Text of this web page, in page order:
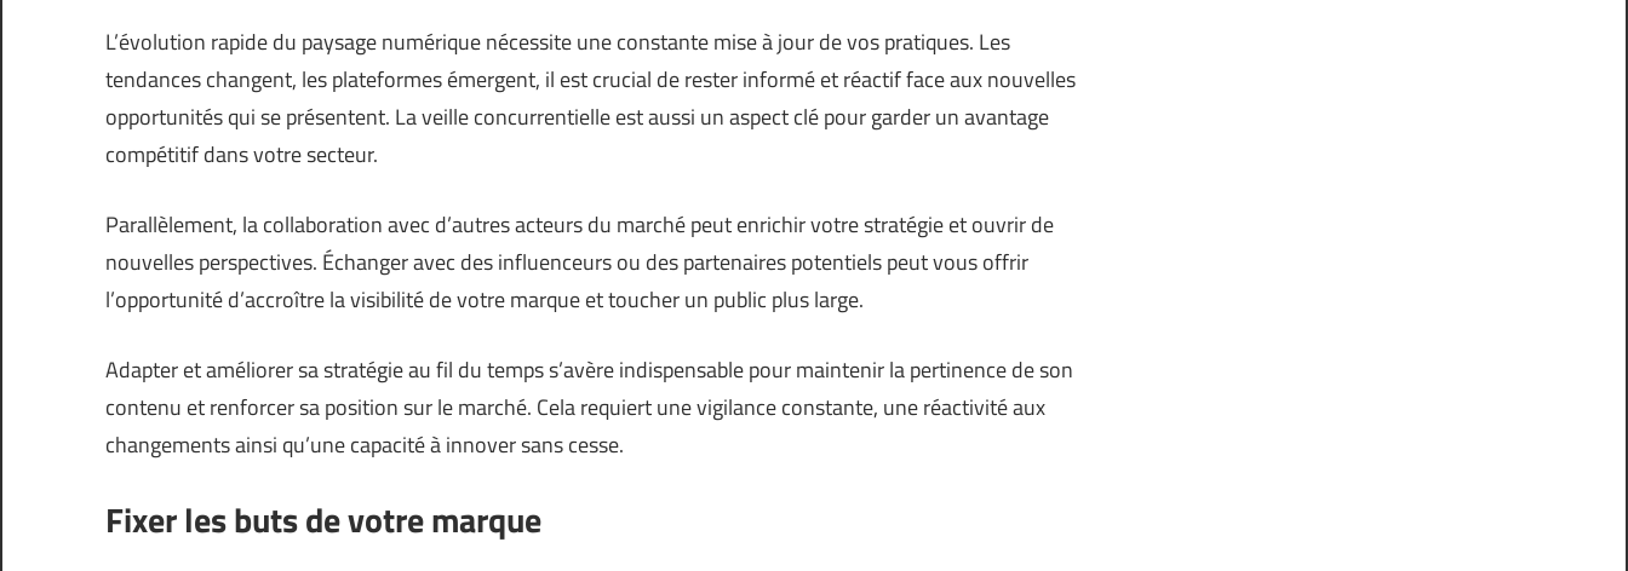
L’évolution rapide du paysage numérique nécessite une constante mise à jour de vos pratiques. Les
tendances changent, les plateformes émergent, il est crucial de rester informé et réactif face aux nouvelles
opportunités qui se présentent. La veille concurrentielle est aussi un aspect clé pour garder un avantage
compétitif dans votre secteur.
Parallèlement, la collaboration avec d’autres acteurs du marché peut enrichir votre stratégie et ouvrir de
nouvelles perspectives. Échanger avec des influenceurs ou des partenaires potentiels peut vous offrir
l’opportunité d’accroître la visibilité de votre marque et toucher un public plus large.
Adapter et améliorer sa stratégie au fil du temps s’avère indispensable pour maintenir la pertinence de son
contenu et renforcer sa position sur le marché. Cela requiert une vigilance constante, une réactivité aux
changements ainsi qu’une capacité à innover sans cesse.
Fixer les buts de votre marque